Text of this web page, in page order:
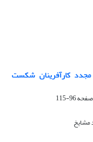
مجدد کارآفرینان شکست
96-115
مشایخ